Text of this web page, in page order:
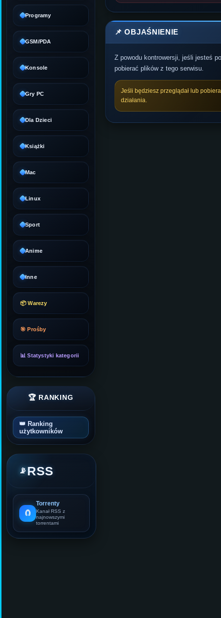
Programy
GSM/PDA
Konsole
Gry PC
Dla Dzieci
Książki
Mac
Linux
Sport
Anime
Inne
📦 Warezy
🎯 Prośby
📊 Statystyki kategorii
🏆 RANKING
👑 Ranking
użytkowników
📡RSS
🧲
Torrenty
Kanał RSS z
najnowszymi
torrentami
📌 OBJAŚNIENIE
Z powodu kontrowersji, jeśli jesteś
pobierać plików z tego serwisu.
Jeśli będziesz przeglądał lub
działania.